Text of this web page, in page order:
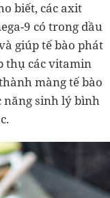
biết, các axit
9 có trong dầu
giúp tế bào phát
thụ các vitamin
màng tế bào
năng sinh lý bình